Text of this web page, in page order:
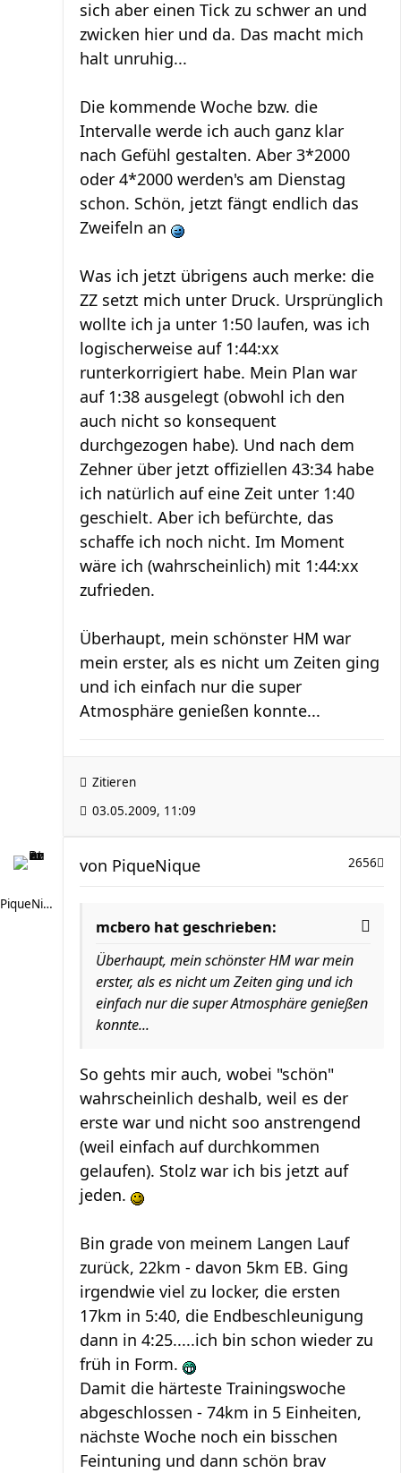
sich aber einen Tick zu schwer an und
zwicken hier und da. Das macht mich
halt unruhig...
Die kommende Woche bzw. die
Intervalle werde ich auch ganz klar
nach Gefühl gestalten. Aber 3*2000
oder 4*2000 werden's am Dienstag
schon. Schön, jetzt fängt endlich das
Zweifeln an
Was ich jetzt übrigens auch merke: die
ZZ setzt mich unter Druck. Ursprünglich
wollte ich ja unter 1:50 laufen, was ich
logischerweise auf 1:44:xx
runterkorrigiert habe. Mein Plan war
auf 1:38 ausgelegt (obwohl ich den
auch nicht so konsequent
durchgezogen habe). Und nach dem
Zehner über jetzt offiziellen 43:34 habe
ich natürlich auf eine Zeit unter 1:40
geschielt. Aber ich befürchte, das
schaffe ich noch nicht. Im Moment
wäre ich (wahrscheinlich) mit 1:44:xx
zufrieden.
Überhaupt, mein schönster HM war
mein erster, als es nicht um Zeiten ging
und ich einfach nur die super
Atmosphäre genießen konnte...
Zitieren
03.05.2009, 11:09
PiqueNique
2656
von PiqueNique
mcbero hat geschrieben:
Überhaupt, mein schönster HM war mein
erster, als es nicht um Zeiten ging und ich
einfach nur die super Atmosphäre genießen
konnte...
So gehts mir auch, wobei "schön"
wahrscheinlich deshalb, weil es der
erste war und nicht soo anstrengend
(weil einfach auf durchkommen
gelaufen). Stolz war ich bis jetzt auf
jeden.
Bin grade von meinem Langen Lauf
zurück, 22km - davon 5km EB. Ging
irgendwie viel zu locker, die ersten
17km in 5:40, die Endbeschleunigung
dann in 4:25.....ich bin schon wieder zu
früh in Form.
Damit die härteste Trainingswoche
abgeschlossen - 74km in 5 Einheiten,
nächste Woche noch ein bisschen
Feintuning und dann schön brav